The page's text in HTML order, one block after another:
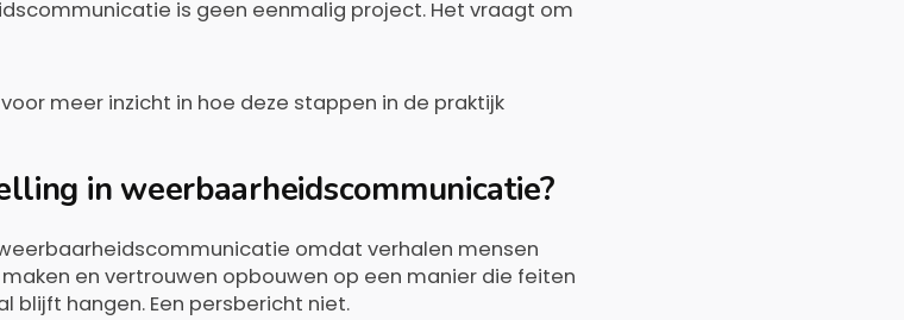
is geen eenmalig project. Het vraagt om
voor meer inzicht in hoe deze stappen in de praktijk
in weerbaarheidscommunicatie?
omdat verhalen mensen
en vertrouwen opbouwen op een manier die feiten
blijft hangen. Een persbericht niet.